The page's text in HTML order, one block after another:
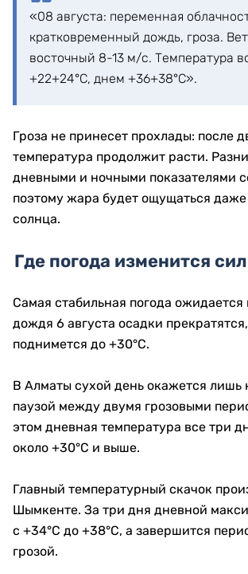
«08 августа: переменная
кратковременный дождь, гроза.
восточный 8-13 м/с. Температура
+22+24°С, днем +36+38°С».
Гроза не принесет прохлады: после
температура продолжит расти.
дневными и ночными показателями
поэтому жара будет ощущаться даже
солнца.
Где погода изменится
Самая стабильная погода ожидается
дождя 6 августа осадки
поднимется до +30°C.
В Алматы сухой день окажется лишь
паузой между двумя грозовыми
этом дневная температура все три
около +30°C и выше.
Главный температурный скачок
Шымкенте. За три дня дневной
с +34°C до +38°C, а завершится
грозой.